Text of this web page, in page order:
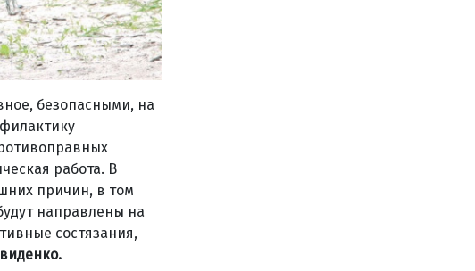
безопасными, на
работа. В
причин, в том
направлены на
состязания,